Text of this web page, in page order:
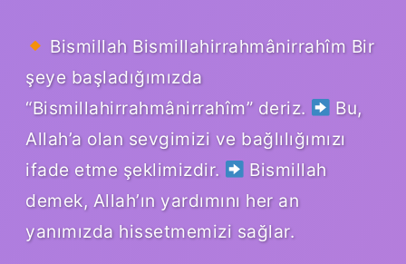
Bismillah Bismillahirrahmânirrahîm Bir
şeye başladığımızda
“Bismillahirrahmânirrahîm” deriz.
Bu,
Allah’a olan sevgimizi ve bağlılığımızı
ifade etme şeklimizdir.
Bismillah
demek, Allah’ın yardımını her an
yanımızda hissetmemizi sağlar.